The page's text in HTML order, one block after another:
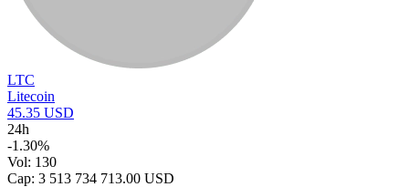
LTC
Litecoin
45.35 USD
24h
-1.30%
Vol: 130
Cap: 3 513 734 713.00 USD